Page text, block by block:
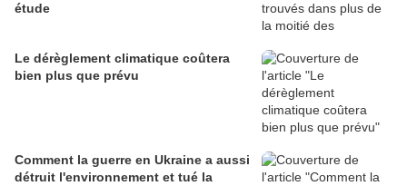
étude
Le dérèglement climatique coûtera
bien plus que prévu
Comment la guerre en Ukraine a aussi
détruit l'environnement et tué la